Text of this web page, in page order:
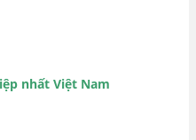
nhất Việt Nam